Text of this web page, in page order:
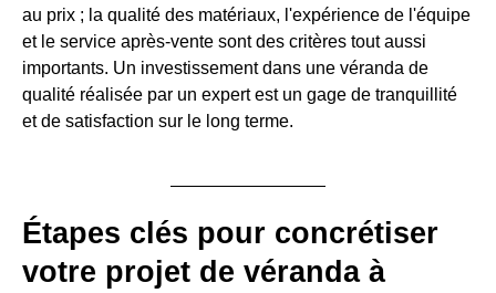
au prix ; la qualité des matériaux, l'expérience de l'équipe
et le service après-vente sont des critères tout aussi
importants. Un investissement dans une véranda de
qualité réalisée par un expert est un gage de tranquillité
et de satisfaction sur le long terme.
Étapes clés pour concrétiser
votre projet de véranda à